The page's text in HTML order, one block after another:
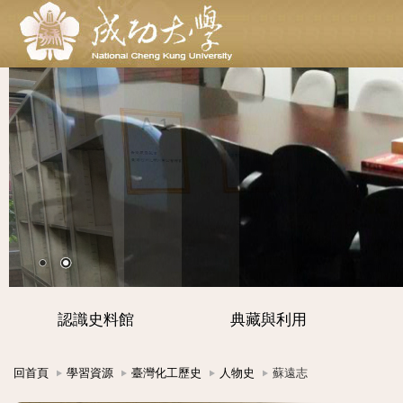
認識史料館 典藏與利用
回首頁 學習資源 臺灣化工歷史 人物史 蘇遠志